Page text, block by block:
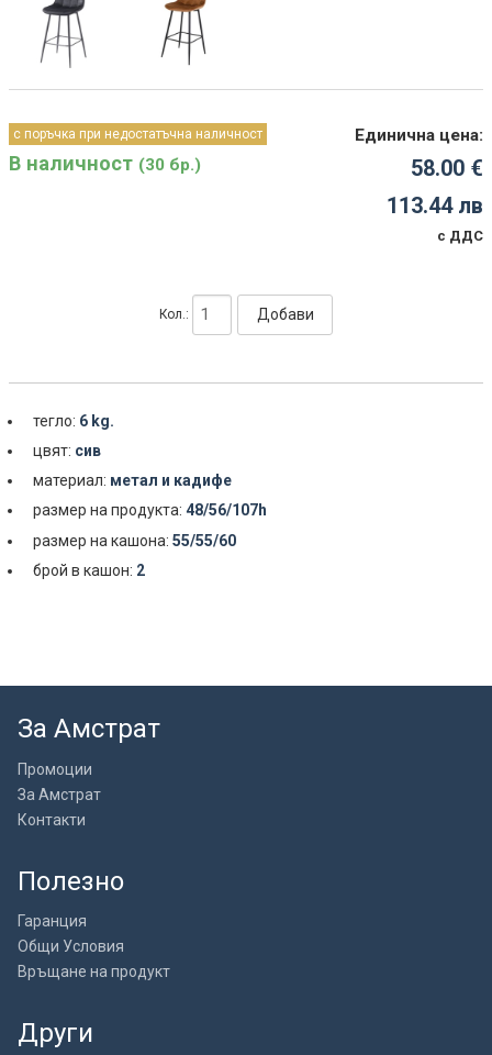
Единична цена:
58.00 €
113.44 лв
с ДДС
с поръчка при недостатъчна наличност
В наличност (30 бр.)
Кол.: Добави
тегло: 6 kg.
цвят: сив
материал: метал и кадифе
размер на продукта:48/56/107h
размер на кашона:55/55/60
брой в кашон: 2
За Амстрат
Промоции
За Амстрат
Контакти
Полезно
Гаранция
Общи Условия
Връщане на продукт
Други